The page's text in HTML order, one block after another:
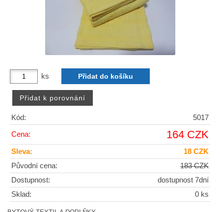
ks
Kód: 5017
Cena: 164 CZK
Sleva:
18 CZK
Původní cena:
183 CZK
Dostupnost:
dostupnost 7dní
Sklad:
0 ks